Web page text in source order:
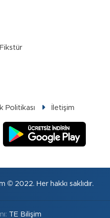
Politikası İletişim
© 2022. Her hakkı saklıdır.
TE Bilişim